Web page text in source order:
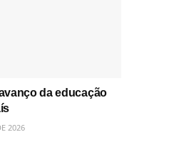
da educação
2026